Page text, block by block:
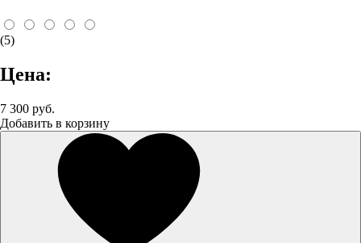
(5)
Цена:
7 300 руб.
Добавить в корзину